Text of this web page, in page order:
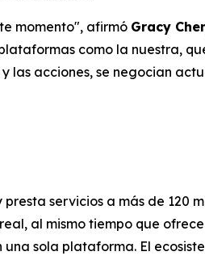
momento", afirmó Gracy
como la nuestra,
las acciones, se negocian
servicios a más de 120
al mismo tiempo que
sola plataforma. El